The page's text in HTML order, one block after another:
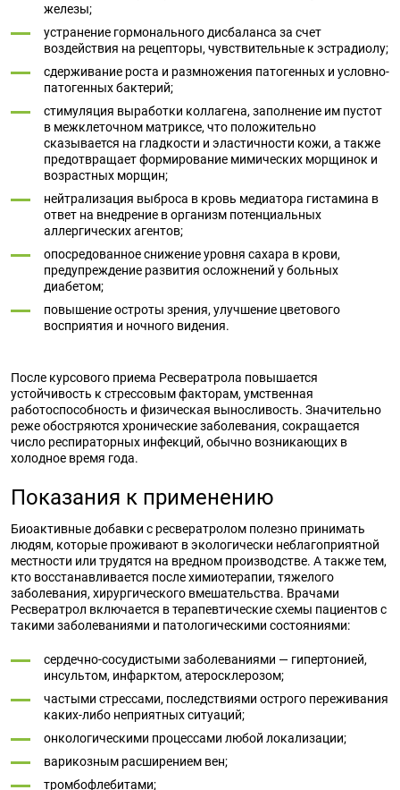
железы;
устранение гормонального дисбаланса за счет
воздействия на рецепторы, чувствительные к эстрадиолу;
сдерживание роста и размножения патогенных и условно-
патогенных бактерий;
стимуляция выработки коллагена, заполнение им пустот
в межклеточном матриксе, что положительно
сказывается на гладкости и эластичности кожи, а также
предотвращает формирование мимических морщинок и
возрастных морщин;
нейтрализация выброса в кровь медиатора гистамина в
ответ на внедрение в организм потенциальных
аллергических агентов;
опосредованное снижение уровня сахара в крови,
предупреждение развития осложнений у больных
диабетом;
повышение остроты зрения, улучшение цветового
восприятия и ночного видения.
После курсового приема Ресвератрола повышается
устойчивость к стрессовым факторам, умственная
работоспособность и физическая выносливость. Значительно
реже обостряются хронические заболевания, сокращается
число респираторных инфекций, обычно возникающих в
холодное время года.
Показания к применению
Биоактивные добавки с ресвератролом полезно принимать
людям, которые проживают в экологически неблагоприятной
местности или трудятся на вредном производстве. А также тем,
кто восстанавливается после химиотерапии, тяжелого
заболевания, хирургического вмешательства. Врачами
Ресвератрол включается в терапевтические схемы пациентов с
такими заболеваниями и патологическими состояниями:
сердечно-сосудистыми заболеваниями — гипертонией,
инсультом, инфарктом, атеросклерозом;
частыми стрессами, последствиями острого переживания
каких-либо неприятных ситуаций;
онкологическими процессами любой локализации;
варикозным расширением вен;
тромбофлебитами;